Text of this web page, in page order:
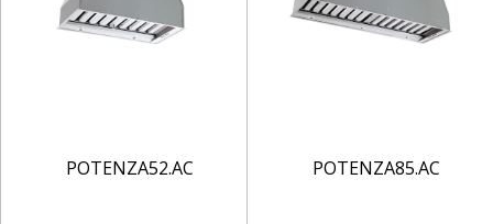
POTENZA52.AC POTENZA85.AC